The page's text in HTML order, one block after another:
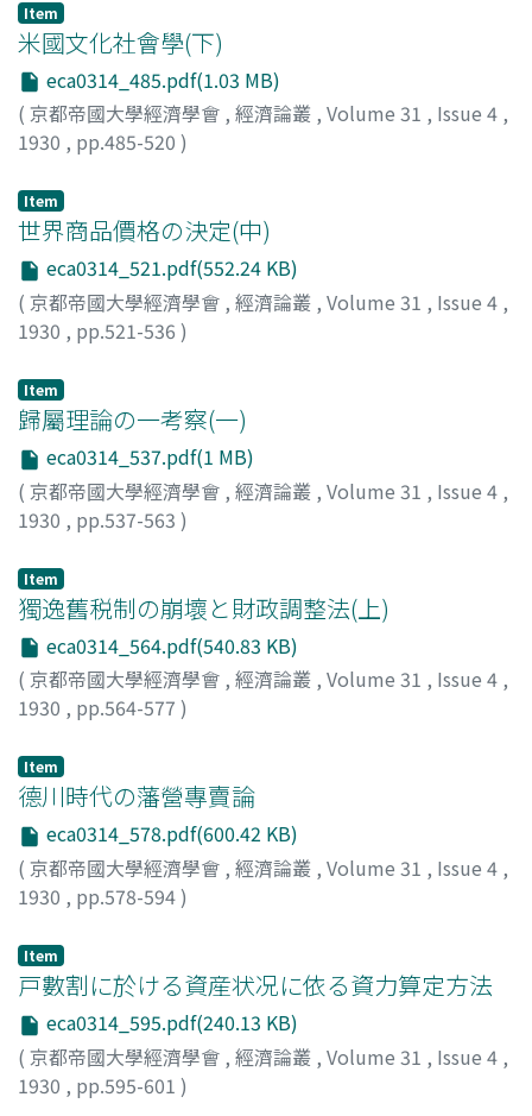
Item
米國文化社會學(下)
eca0314_485.pdf(1.03 MB)
( 京都帝國大學經濟學會 , 經濟論叢 , Volume 31 , Issue 4 ,
1930 , pp.485-520 )
Item
世界商品價格の決定(中)
eca0314_521.pdf(552.24 KB)
( 京都帝國大學經濟學會 , 經濟論叢 , Volume 31 , Issue 4 ,
1930 , pp.521-536 )
Item
歸屬理論の一考察(一)
eca0314_537.pdf(1 MB)
( 京都帝國大學經濟學會 , 經濟論叢 , Volume 31 , Issue 4 ,
1930 , pp.537-563 )
Item
獨逸舊税制の崩壞と財政調整法(上)
eca0314_564.pdf(540.83 KB)
( 京都帝國大學經濟學會 , 經濟論叢 , Volume 31 , Issue 4 ,
1930 , pp.564-577 )
Item
德川時代の藩營專賣論
eca0314_578.pdf(600.42 KB)
( 京都帝國大學經濟學會 , 經濟論叢 , Volume 31 , Issue 4 ,
1930 , pp.578-594)
Item
戸數割に於ける資産状况に依る資力算定方法
eca0314_595.pdf(240.13 KB)
( 京都帝國大學經濟學會 , 經濟論叢 , Volume 31 , Issue 4 ,
1930 , pp.595-601 )